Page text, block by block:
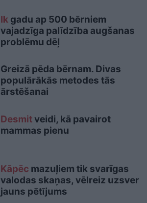
Ik gadu ap 500 bērniem
vajadzīga palīdzība augšanas
problēmu dēļ
Greizā pēda bērnam. Divas
populārākās metodes tās
ārstēšanai
Desmitveidi, kā pavairot
mammas pienu
Kāpēc mazuļiem tik svarīgas
valodas skaņas, vēlreiz uzsver
jauns pētījums